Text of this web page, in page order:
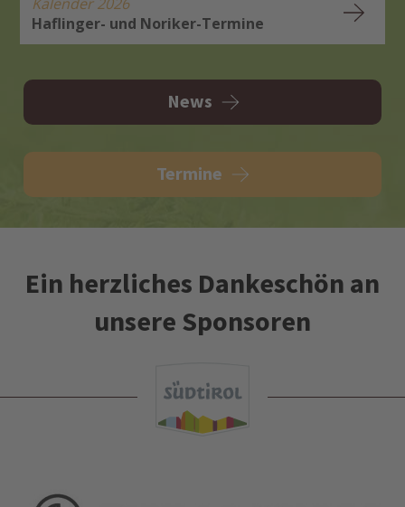
Haflinger- und Noriker-Termine
News
Termine
Ein herzliches Dankeschön an
unsere Sponsoren